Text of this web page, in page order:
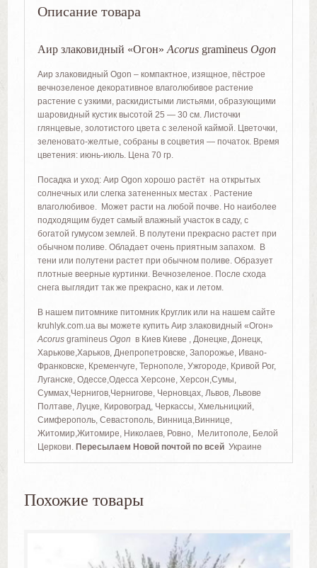
Описание товара
Аир злаковидный «Огон» Acorusgramineus Ogon
Аир злаковидный Ogon – компактное, изящное, пёстрое
вечнозеленое декоративное влаголюбивое растение
растение с узкими, раскидистыми листьями, образующими
шаровидный кустик высотой 25 — 30 см. Листочки
глянцевые, золотистого цвета с зеленой каймой. Цветочки,
зеленовато-желтые, собраны в соцветия — початок. Время
цветения: июнь-июль. Цена 70 гр.
Посадка и уход: Аир Ogon хорошо растёт на открытых
солнечных или слегка затененных местах . Растение
влаголюбивое. Может расти на любой почве. Но наиболее
подходящим будет самый влажный участок в саду, с
богатой гумусом землей. В полутени прекрасно растет при
обычном поливе. Обладает очень приятным запахом. В
тени или полутени растет при обычном поливе. Образует
плотные веерные куртинки. Вечнозеленое. После схода
снега выглядит так же прекрасно, как и летом.
В нашем питомнике питомник Круглик или на нашем сайте
kruhlyk.com.ua вы можете купить Аир злаковидный «Огон»
Acorusgramineus Ogon в Киев Киеве , Донецке, Донецк,
Харькове,Харьков, Днепропетровске, Запорожье, Ивано-
Франковске, Кременчуге, Тернополе, Ужгороде, Кривой Рог,
Луганске, Одессе,Одесса Херсоне, Херсон,Сумы,
Суммах,Чернигов,Чернигове, Черновцах, Львов, Львове
Полтаве, Луцке, Кировоград, Черкассы, Хмельницкий,
Симферополь, Севастополь, Винница,Виннице,
Житомир,Житомире, Николаев, Ровно, Мелитополе, Белой
Церкови. Пересылаем Новой почтой по всейУкраине
Похожие товары